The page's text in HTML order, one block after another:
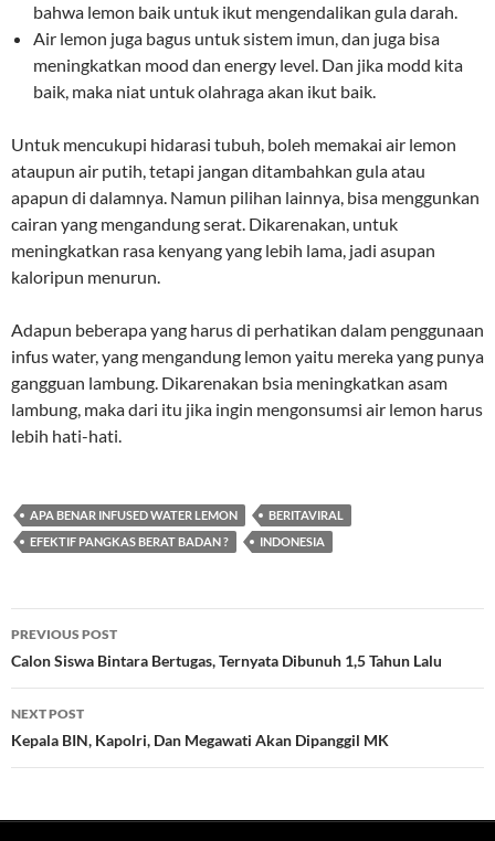
bahwa lemon baik untuk ikut mengendalikan gula darah.
Air lemon juga bagus untuk sistem imun, dan juga bisa
meningkatkan mood dan energy level. Dan jika modd kita
baik, maka niat untuk olahraga akan ikut baik.
Untuk mencukupi hidarasi tubuh, boleh memakai air lemon
ataupun air putih, tetapi jangan ditambahkan gula atau
apapun di dalamnya. Namun pilihan lainnya, bisa menggunkan
cairan yang mengandung serat. Dikarenakan, untuk
meningkatkan rasa kenyang yang lebih lama, jadi asupan
kaloripun menurun.
Adapun beberapa yang harus di perhatikan dalam penggunaan
infus water, yang mengandung lemon yaitu mereka yang punya
gangguan lambung. Dikarenakan bsia meningkatkan asam
lambung, maka dari itu jika ingin mengonsumsi air lemon harus
lebih hati-hati.
APA BENAR INFUSED WATER LEMON
BERITAVIRAL
EFEKTIF PANGKAS BERAT BADAN ?
INDONESIA
Post
navigation
PREVIOUS POST
Calon Siswa Bintara Bertugas, Ternyata Dibunuh 1,5 Tahun Lalu
NEXT POST
Kepala BIN, Kapolri, Dan Megawati Akan Dipanggil MK